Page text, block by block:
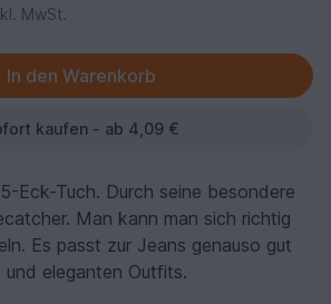
MwSt.
kaufen - ab 4,09 €
Eck-Tuch. Durch seine besondere
Man kann man sich richtig
Es passt zur Jeans genauso gut
und eleganten Outfits.